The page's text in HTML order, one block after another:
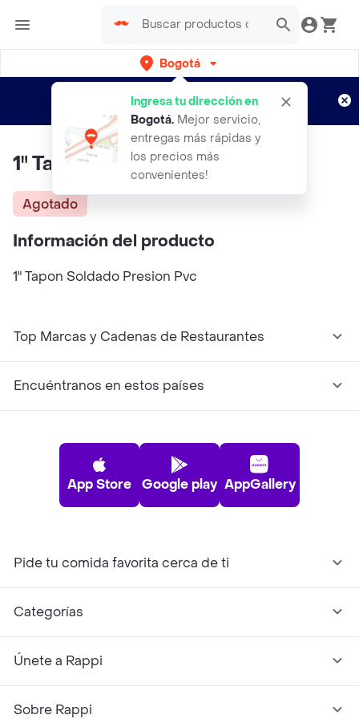
Bogotá
Ingresa tu dirección en
Bogotá. Mejor servicio,
entregas más rápidas y
los precios más
convenientes!
envíos gratis por semanas
Aplican TyC
1" Tapon Soldado Presion Pvc
Agotado
Información del producto
1" Tapon Soldado Presion Pvc
Top Marcas y Cadenas de Restaurantes
Encuéntranos en estos países
App Store Google play AppGallery
Pide tu comida favorita cerca de ti
Categorías
Únete a Rappi
Sobre Rappi